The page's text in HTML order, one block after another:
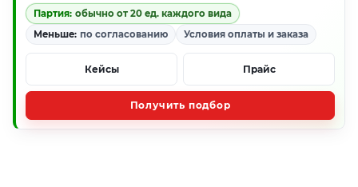
Партия: обычно от 20 ед. каждого вида
Меньше: по согласованию Условия оплаты и заказа
Кейсы Прайс
Получить подбор